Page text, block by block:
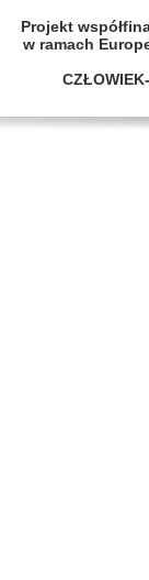
Projekt
w ramach